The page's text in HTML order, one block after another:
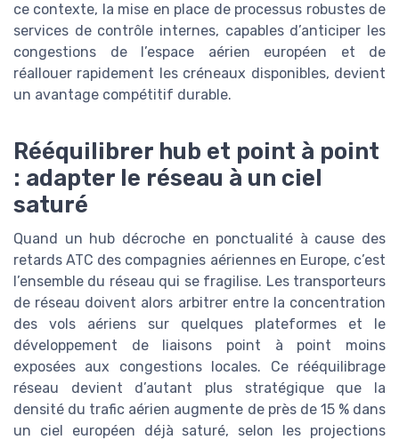
ce contexte, la mise en place de processus robustes de
services de contrôle internes, capables d’anticiper les
congestions de l’espace aérien européen et de
réallouer rapidement les créneaux disponibles, devient
un avantage compétitif durable.
Rééquilibrer hub et point à point
: adapter le réseau à un ciel
saturé
Quand un hub décroche en ponctualité à cause des
retards ATC des compagnies aériennes en Europe, c’est
l’ensemble du réseau qui se fragilise. Les transporteurs
de réseau doivent alors arbitrer entre la concentration
des vols aériens sur quelques plateformes et le
développement de liaisons point à point moins
exposées aux congestions locales. Ce rééquilibrage
réseau devient d’autant plus stratégique que la
densité du trafic aérien augmente de près de 15 % dans
un ciel européen déjà saturé, selon les projections